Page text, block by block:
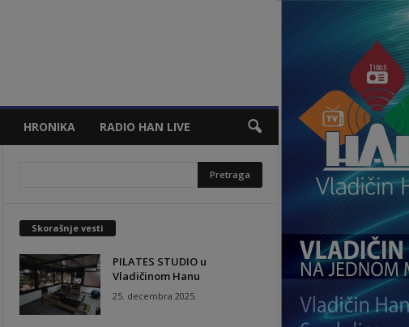
HRONIKA RADIO HAN LIVE
Skorašnje vesti
PILATES STUDIO u
Vladičinom Hanu
25. decembra 2025.